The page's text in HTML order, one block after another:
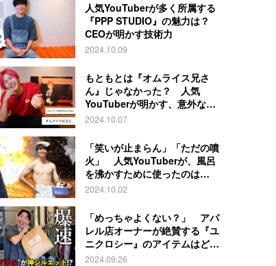
人気YouTuberが多く所属する
『PPP STUDIO』の魅力は？
CEOが明かす技術力
2024.10.09
もともとは『オムライス兄さ
ん』じゃなかった？ 人気
YouTuberが明かす、意外な過
去とは
2024.10.07
「笑いが止まらん」「ただの噴
火」 人気YouTuberが、風呂
を沸かすために使ったのは…
2024.10.02
「めっちゃよくない？」 アパ
レル店オーナーが絶賛する『ユ
ニクロシー』のアイテムはど
れ？
2024.09.26